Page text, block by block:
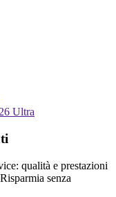
Ultra
qualità e prestazioni
senza